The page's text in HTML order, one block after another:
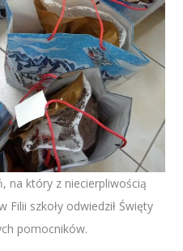
na który z niecierpliwością
Filii szkoły odwiedził Święty
pomocników.